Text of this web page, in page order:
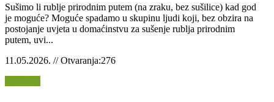
Sušimo li rublje prirodnim putem (na zraku, bez sušilice) kad god
je moguće? Moguće spadamo u skupinu ljudi koji, bez obzira na
postojanje uvjeta u domaćinstvu za sušenje rublja prirodnim
putem, uvi...
11.05.2026. // Otvaranja:276